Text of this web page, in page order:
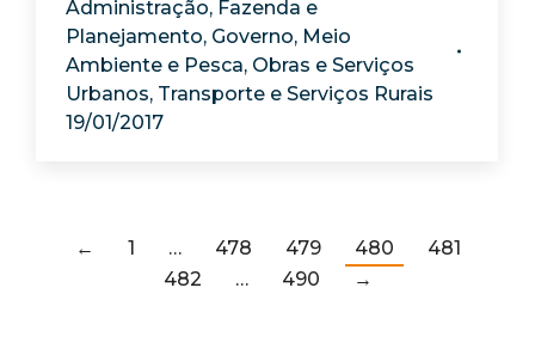
Administração, Fazenda e
Planejamento, Governo, Meio
Ambiente e Pesca, Obras e Serviços
Urbanos, Transporte e Serviços Rurais
19/01/2017
← 1 … 478 479 480
481
482
… 490 →